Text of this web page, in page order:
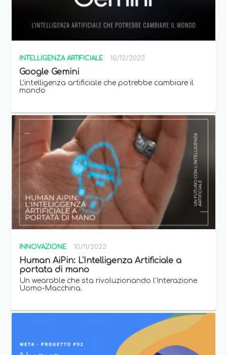
INTELLIGENZA ARTIFICIALE 10/12/2023
Google Gemini
L'intelligenza artificiale che potrebbe cambiare il
mondo
INNOVAZIONE 10/11/2023
Human AiPin: L'Intelligenza Artificiale a
portata di mano
Un wearable che sta rivoluzionando l'Interazione
Uomo-Macchina.